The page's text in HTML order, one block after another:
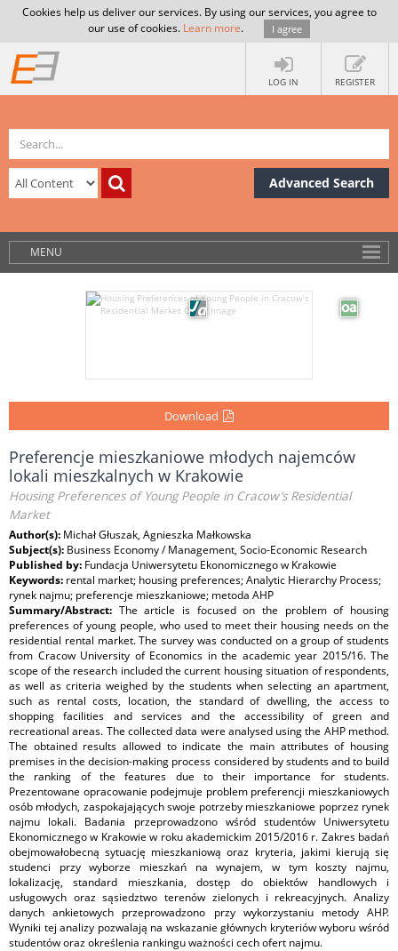
Cookies help us deliver our services. By using our services, you agree to
our use of cookies. Learn more. I agree
LOG IN REGISTER
Advanced Search
MENU
Download
Preferencje mieszkaniowe młodych najemców
lokali mieszkalnych w Krakowie
Housing Preferences of Young People in Cracow’s Residential
Market
Author(s): Michał Głuszak, Agnieszka Małkowska
Subject(s): Business Economy / Management, Socio-Economic Research
Published by: Fundacja Uniwersytetu Ekonomicznego w Krakowie
Keywords: rental market; housing preferences; Analytic Hierarchy Process;
rynek najmu; preferencje mieszkaniowe; metoda AHP
Summary/Abstract: The article is focused on the problem of housing
preferences of young people, who used to meet their housing needs on the
residential rental market. The survey was conducted on a group of students
from Cracow University of Economics in the academic year 2015/16. The
scope of the research included the current housing situation of respondents,
as well as criteria weighed by the students when selecting an apartment,
such as rental costs, location, the standard of dwelling, the access to
shopping facilities and services and the accessibility of green and
recreational areas. The collected data were analysed using the AHP method.
The obtained results allowed to indicate the main attributes of housing
premises in the decision-making process considered by students and to build
the ranking of the features due to their importance for students.
Prezentowane opracowanie podejmuje problem preferencji mieszkaniowych
osób młodych, zaspokajających swoje potrzeby mieszkaniowe poprzez rynek
najmu lokali. Badania przeprowadzono wśród studentów Uniwersytetu
Ekonomicznego w Krakowie w roku akademickim 2015/2016 r. Zakres badań
obejmowałobecną sytuację mieszkaniową oraz kryteria, jakimi kierują się
studenci przy wyborze mieszkań na wynajem, w tym koszty najmu,
lokalizację, standard mieszkania, dostęp do obiektów handlowych i
usługowych oraz sąsiedztwo terenów zielonych i rekreacyjnych. Analizy
danych ankietowych przeprowadzono przy wykorzystaniu metody AHP.
Wyniki tej analizy pozwalają na wskazanie głównych kryteriów wyboru wśród
studentów oraz określenia rankingu ważności cech ofert najmu.